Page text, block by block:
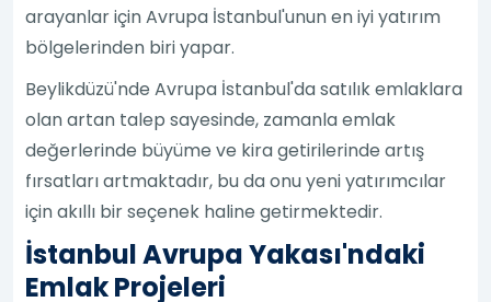
arayanlar için Avrupa İstanbul'unun en iyi yatırım
bölgelerinden biri yapar.
Beylikdüzü'nde Avrupa İstanbul'da satılık emlaklara
olan artan talep sayesinde, zamanla emlak
değerlerinde büyüme ve kira getirilerinde artış
fırsatları artmaktadır, bu da onu yeni yatırımcılar
için akıllı bir seçenek haline getirmektedir.
İstanbul Avrupa Yakası'ndaki
Emlak Projeleri